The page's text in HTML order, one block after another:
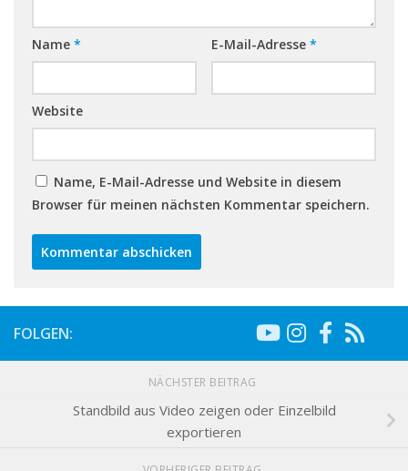
Name * E-Mail-Adresse *
Website
Name, E-Mail-Adresse und Website in diesem
Browser für meinen nächsten Kommentar speichern.
FOLGEN:
NÄCHSTER BEITRAG
Standbild aus Video zeigen oder Einzelbild
exportieren